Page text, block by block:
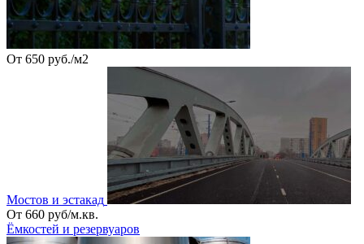
От 650 руб./м2
Мостов и эстакад
От 660 руб/м.кв.
Ёмкостей и резервуаров